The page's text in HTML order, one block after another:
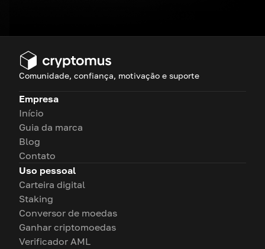
Comunidade, confiança, motivação e suporte
Empresa
Início
Guia da marca
Blog
Contato
Uso pessoal
Carteira digital
Staking
Conversor de moedas
Ganhar criptomoedas
Verificador AML